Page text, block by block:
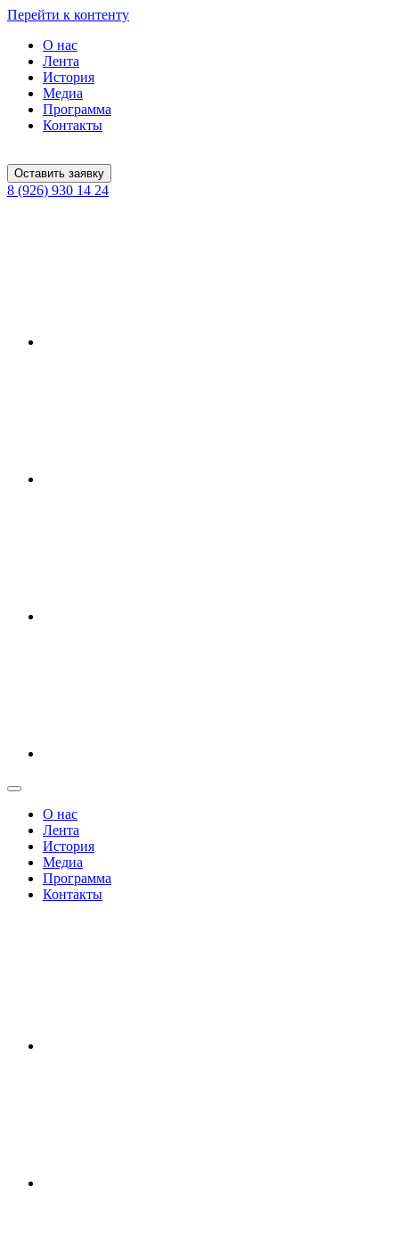
Перейти к контенту
О нас
Лента
История
Медиа
Программа
Контакты
Оставить заявку
8 (926) 930 14 24
О нас
Лента
История
Медиа
Программа
Контакты